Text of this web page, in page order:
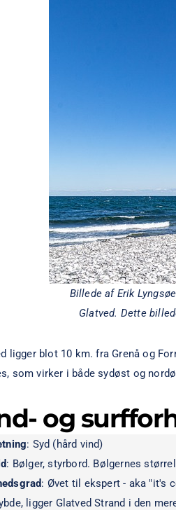
Billede af Erik Lyngsøe
Glatved. Dette
ligger blot 10 km. fra Grenå og
som virker i både sydøst og
og
: Syd (hård vind)
: Bølger, styrbord. Bølgernes
: Øvet til ekspert - aka "it's
ligger Glatved Strand i den